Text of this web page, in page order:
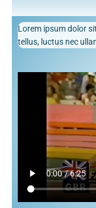
Lorem ipsum dolor
tellus, luctus nec